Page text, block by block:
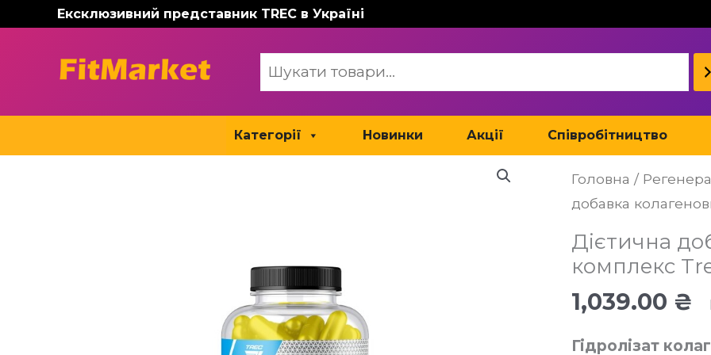
ПерейтиЕксклюзивний представник TREC в Україні
Категорії Новинки Акції Співробітництво
Головна /
добавка
Дієтична
комплекс
1,039.00 ₴
Гідролізат
Дієтична
добавка
колагеновий
комплекс
Trec
Max